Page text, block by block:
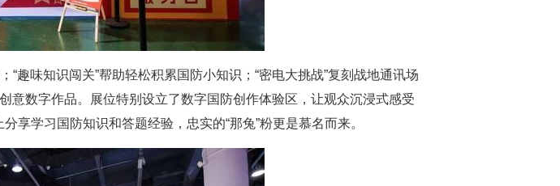
趣味知识闯关”帮助轻松积累国防小知识；“密电大挑战”复刻战地通讯场
意数字作品。展位特别设立了数字国防创作体验区，让观众沉浸式感受
享学习国防知识和答题经验，忠实的“那兔”粉更是慕名而来。